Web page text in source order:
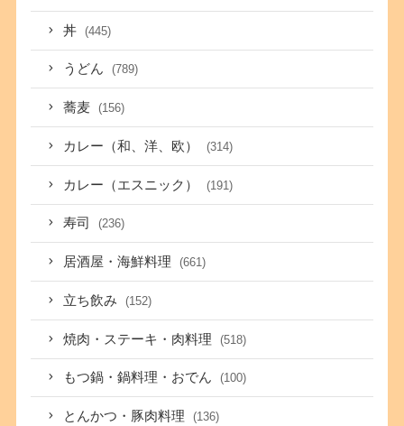
丼 (445)
うどん (789)
蕎麦 (156)
カレー（和、洋、欧） (314)
カレー（エスニック） (191)
寿司 (236)
居酒屋・海鮮料理 (661)
立ち飲み (152)
焼肉・ステーキ・肉料理 (518)
もつ鍋・鍋料理・おでん (100)
とんかつ・豚肉料理 (136)